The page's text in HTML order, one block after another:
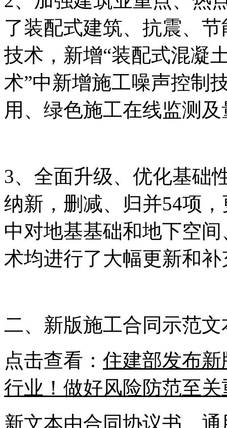
了装配式建筑、抗震、
技术，新增“装配式混凝
术”中新增施工噪声控制
用、绿色施工在线监测
3、全面升级、优化基础
纳新，删减、归并54项
中对地基基础和地下空
术均进行了大幅更新和补
二、新版施工合同示范文
点击查看： 住建部发布
行业！做好风险防范至关
新文本由合同协议书、